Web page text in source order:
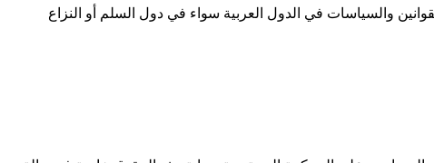
والسياسات في الدول العربية سواء في دول السلم أو النزاع